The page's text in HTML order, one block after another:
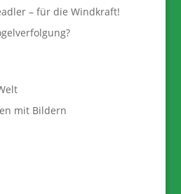
– für die Windkraft!
mit Bildern